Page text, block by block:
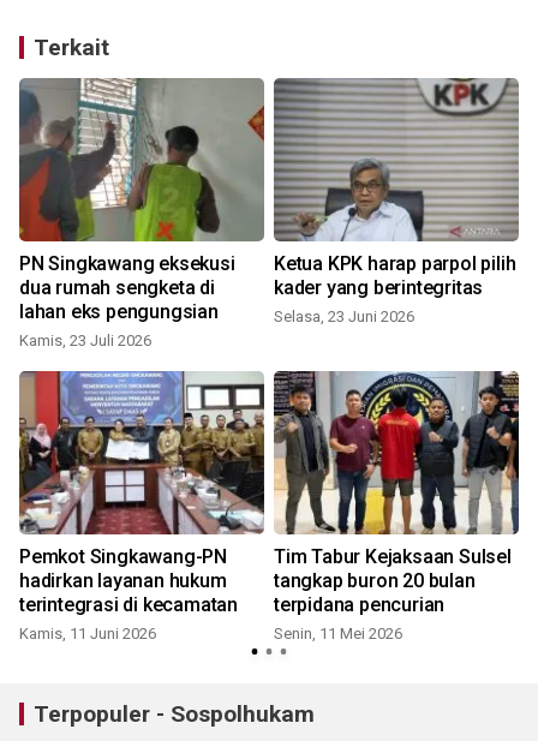
Terkait
PN Singkawang eksekusi
dua rumah sengketa di
lahan eks pengungsian
Kamis, 23 Juli 2026
Ketua KPK harap parpol pilih
kader yang berintegritas
Selasa, 23 Juni 2026
Pemkot Singkawang-PN
hadirkan layanan hukum
terintegrasi di kecamatan
Kamis, 11 Juni 2026
Tim Tabur Kejaksaan Sulsel
tangkap buron 20 bulan
terpidana pencurian
Senin, 11 Mei 2026
Terpopuler - Sospolhukam